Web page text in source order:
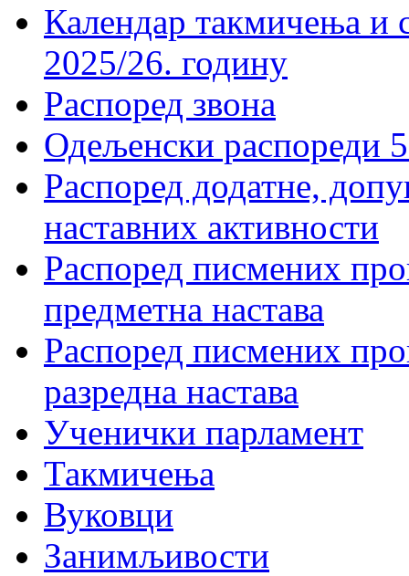
Календар такмичења
2025/26. годину
Распоред звона
Одељенски распореди
Распоред додатне,
наставних активности
Распоред писмених
предметна настава
Распоред писмених
разредна настава
Ученички парламент
Такмичења
Вуковци
Занимљивости